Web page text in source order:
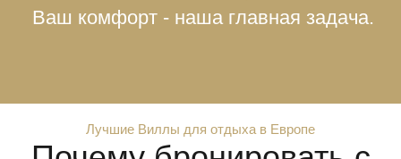
Ваш комфорт - наша главная задача.
Лучшие Виллы для отдыха в Европе